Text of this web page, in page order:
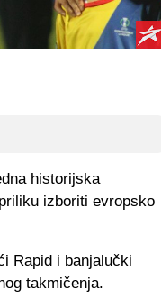
historijska
izboriti evropsko
Rapid i banjalučki
takmičenja.